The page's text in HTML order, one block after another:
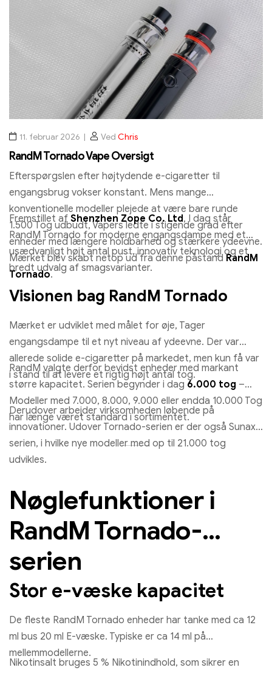
11. februar 2026 Ved Chris
RandM Tornado Vape Oversigt
Efterspørgslen efter højtydende e-cigaretter til
engangsbrug vokser konstant. Mens mange
konventionelle modeller plejede at være bare runde
1.500 Tog udbudt, Vapers ledte i stigende grad efter
enheder med længere holdbarhed og stærkere ydeevne.
Mærket blev skabt netop ud fra denne påstandRandM
Tornado.
Fremstillet af Shenzhen Zope Co. Ltd, I dag står
RandM Tornado for moderne engangsdampe med et
usædvanligt højt antal pust, innovativ teknologi og et
bredt udvalg af smagsvarianter.
Visionen bag RandM Tornado
Mærket er udviklet med målet for øje, Tager
engangsdampe til et nyt niveau af ydeevne. Der var
allerede solide e-cigaretter på markedet, men kun få var
i stand til at levere et rigtig højt antal tog.
RandM valgte derfor bevidst enheder med markant
større kapacitet. Serien begynder i dag 6.000 tog –
Modeller med 7.000, 8.000, 9.000 eller endda 10.000 Tog
har længe været standard i sortimentet.
Derudover arbejder virksomheden løbende på
innovationer. Udover Tornado-serien er der også Sunax-
serien, i hvilke nye modeller med op til 21.000 tog
udvikles.
Nøglefunktioner i
RandM Tornado-
serien
Stor e-væske kapacitet
De fleste RandM Tornado enheder har tanke med ca 12
ml bus 20 ml E-væske. Typiske er ca 14 ml på
mellemmodellerne.
Nikotinsalt bruges 5 % Nikotinindhold, som sikrer en